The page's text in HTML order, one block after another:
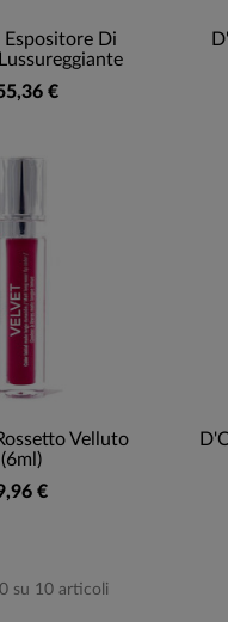
Espositore Di
€
Velluto
(6ml)
€
su 10 articoli